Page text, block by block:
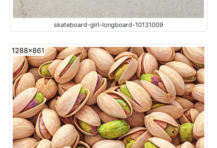
skateboard-girl-longboard-10131009
1288x861